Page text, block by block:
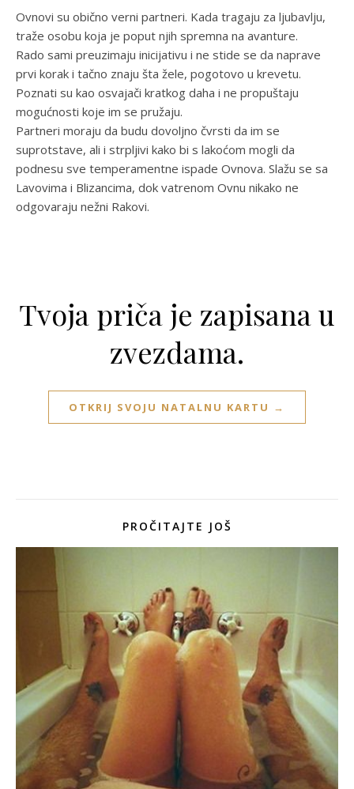
Ovnovi su obično verni partneri. Kada tragaju za ljubavlju,
traže osobu koja je poput njih spremna na avanture.
Rado sami preuzimaju inicijativu i ne stide se da naprave
prvi korak i tačno znaju šta žele, pogotovo u krevetu.
Poznati su kao osvajači kratkog daha i ne propuštaju
mogućnosti koje im se pružaju.
Partneri moraju da budu dovoljno čvrsti da im se
suprotstave, ali i strpljivi kako bi s lakoćom mogli da
podnesu sve temperamentne ispade Ovnova. Slažu se sa
Lavovima i Blizancima, dok vatrenom Ovnu nikako ne
odgovaraju nežni Rakovi.
Tvoja priča je zapisana u
zvezdama.
OTKRIJ SVOJU NATALNU KARTU →
PROČITAJTE JOŠ